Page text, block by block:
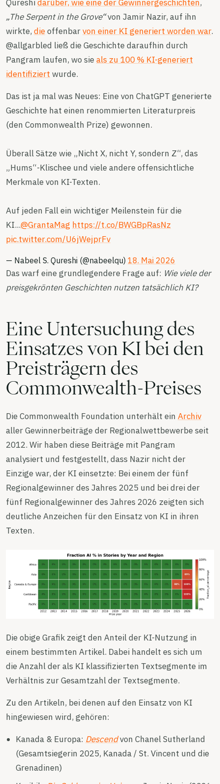
Qureshidarüber, wie eine der Gewinnergeschichten,
„The Serpent in the Grove“von Jamir Nazir, auf ihn
wirkte, dieoffenbarvon einer KI generiert worden war.
@allgarbled ließ die Geschichte daraufhin durch
Pangram laufen, wo sieals zu 100 % KI-generiert
identifiziert wurde.
Das ist ja mal was Neues: Eine von ChatGPT generierte
Geschichte hat einen renommierten Literaturpreis
(den Commonwealth Prize) gewonnen.
Überall Sätze wie „Nicht X, nicht Y, sondern Z“, das
„Hums“-Klischee und viele andere offensichtliche
Merkmale von KI-Texten.
Auf jeden Fall ein wichtiger Meilenstein für die
KI...@GrantaMag https://t.co/BWGBpRasNz
pic.twitter.com/U6jWejprFv
— Nabeel S. Qureshi (@nabeelqu) 18. Mai 2026
Das warf eine grundlegendere Frage auf: Wie viele der
preisgekrönten Geschichten nutzen tatsächlich KI?
Eine Untersuchung des
Einsatzes von KI bei den
Preisträgern des
Commonwealth-Preises
Die Commonwealth Foundation unterhält ein Archiv
aller Gewinnerbeiträge der Regionalwettbewerbe seit
2012. Wir haben diese Beiträge mit Pangram
analysiert und festgestellt, dass Nazir nicht der
Einzige war, der KI einsetzte: Bei einem der fünf
Regionalgewinner des Jahres 2025 und bei drei der
fünf Regionalgewinner des Jahres 2026 zeigten sich
deutliche Anzeichen für den Einsatz von KI in ihren
Texten.
Die obige Grafik zeigt den Anteil der KI-Nutzung in
einem bestimmten Artikel. Dabei handelt es sich um
die Anzahl der als KI klassifizierten Textsegmente im
Verhältnis zur Gesamtzahl der Textsegmente.
Zu den Artikeln, bei denen auf den Einsatz von KI
hingewiesen wird, gehören:
Kanada & Europa: Descendvon Chanel Sutherland
(Gesamtsiegerin 2025, Kanada / St. Vincent und die
Grenadinen)